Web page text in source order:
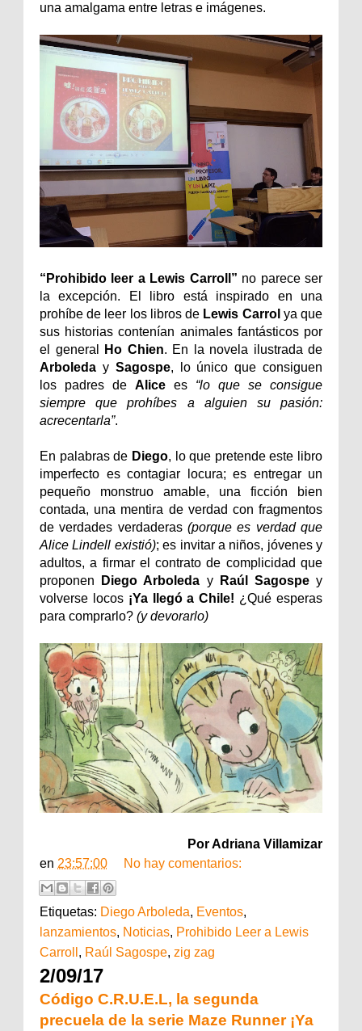
una amalgama entre letras e imágenes.
“Prohibido leer a Lewis Carroll” no parece ser
la excepción. El libro está inspirado en una
prohíbe de leer los libros de Lewis Carrol ya que
sus historias contenían animales fantásticos por
el general
Ho Chien. En la novela ilustrada de
Arboleda y Sagospe, lo único que consiguen
los padres de Alice es “lo que se consigue
siempre que prohíbes a alguien su pasión:
acrecentarla”.
En palabras de Diego, lo que pretende este libro
imperfecto es contagiar locura; es entregar un
pequeño monstruo amable, una ficción bien
contada, una mentira de verdad con fragmentos
de verdades verdaderas (porque es verdad que
Alice Lindell existió); es invitar a niños, jóvenes y
adultos, a firmar el contrato de complicidad que
proponen
Diego Arboleda y Raúl Sagospey
volverse locos ¡Ya llegó a Chile! ¿Qué esperas
para comprarlo? (y devorarlo)
Por Adriana Villamizar
en 23:57:00 No hay comentarios:
Etiquetas: Diego Arboleda, Eventos,
lanzamientos, Noticias, Prohibido Leer a Lewis
Carroll , Raúl Sagospe, zig zag
2/09/17
Código C.R.U.E.L, la segunda
precuela de la serie Maze Runner ¡Ya